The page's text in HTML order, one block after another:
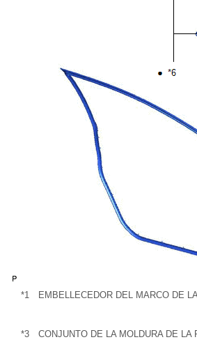
*1 EMBELLECEDOR DEL MARCO DE
*3
CONJUNTO DE LA MOLDURA DE LA